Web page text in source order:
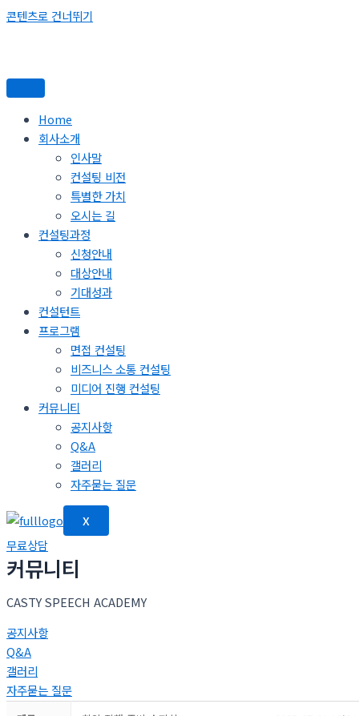
콘텐츠로 건너뛰기
Home
회사소개
인사말
컨설팅 비전
특별한 가치
오시는 길
컨설팅과정
신청안내
대상안내
기대성과
컨설턴트
프로그램
면접 컨설팅
비즈니스 소통 컨설팅
미디어 진행 컨설팅
커뮤니티
공지사항
Q&A
갤러리
자주묻는 질문
X
무료상담
커뮤니티
CASTY SPEECH ACADEMY
공지사항
Q&A
갤러리
자주묻는 질문